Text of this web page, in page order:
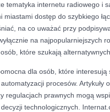
tematyka internetu radiowego i
miastami dostęp do szybkiego
na co uważać przy
na najpopularniejszych
które szukają
dla osób, które
procesów. Artykuły
regulacjach prawnych mogą
technologicznych.